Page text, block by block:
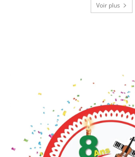
Voir plus